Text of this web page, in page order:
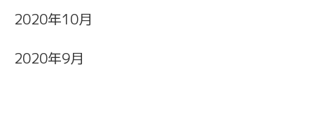
2020年10月
2020年9月